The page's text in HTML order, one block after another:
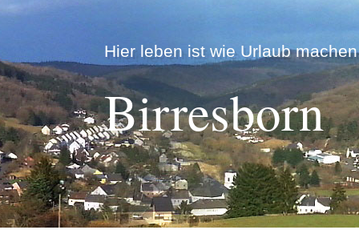
Hier leben ist wie Urlaub
Birresborn